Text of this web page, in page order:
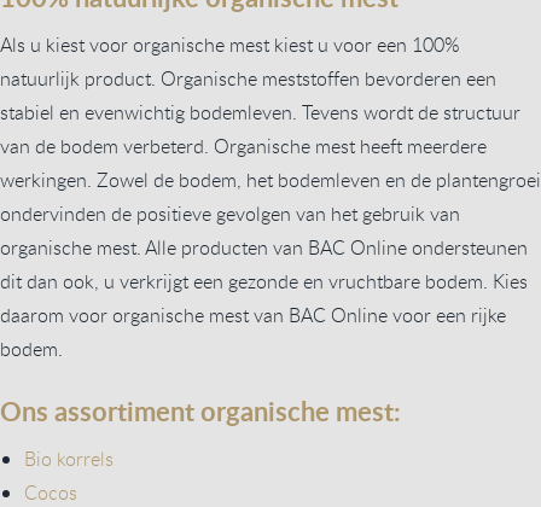
Als u kiest voor organische mest kiest u voor een 100%
natuurlijk product. Organische meststoffen bevorderen een
stabiel en evenwichtig bodemleven. Tevens wordt de structuur
van de bodem verbeterd. Organische mest heeft meerdere
werkingen. Zowel de bodem, het bodemleven en de plantengroei
ondervinden de positieve gevolgen van het gebruik van
organische mest. Alle producten van BAC Online ondersteunen
dit dan ook, u verkrijgt een gezonde en vruchtbare bodem. Kies
daarom voor organische mest van BAC Online voor een rijke
bodem.
Ons assortiment organische mest:
Bio korrels
Cocos